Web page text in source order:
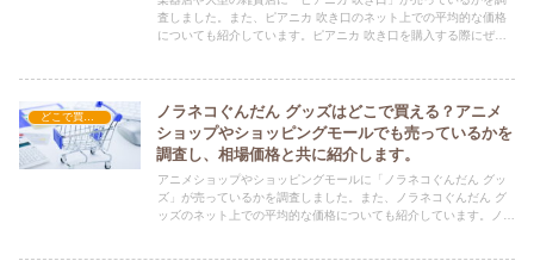
査しました。また、ピアニカ 吹き口のネット上での平均的な価格
についても紹介しています。ピアニカ 吹き口を購入する際にぜひ
どこで買える？-雑貨
ノラネコぐんだん グッズはどこで買える？アニメ
ショップやショッピングモールでも売っているかを
調査し、相場価格と共に紹介します。
アニメショップやショッピングモールに「ノラネコぐんだん グッ
ズ」が売っているかを調査しました。また、ノラネコぐんだん グ
ッズのネット上での平均的な価格についても紹介しています。ノラ